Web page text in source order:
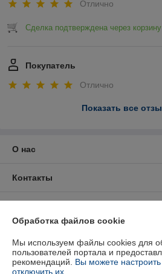
Отлично
Сделка подтверждена через корзину
Покупатель
Отлично
Показать все
О нас
Контакты
Полная версия сайта
Обработка файлов cookie
Мы используем файлы cookies для
пользователей портала и
рекомендаций. Вы можете
отключить их.